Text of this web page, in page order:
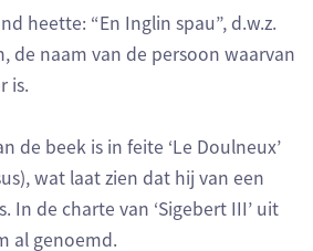
heette: “En Inglin spau”, d.w.z.
de naam van de persoon waarvan
is.
de beek is in feite ‘Le Doulneux’
wat laat zien dat hij van een
In de charte van ‘Sigebert III’ uit
al genoemd.